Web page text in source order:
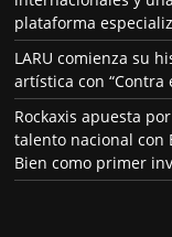
plataforma
LARU comienza su
artística con “Contra
Rockaxis apuesta
talento nacional con
Bien como primer